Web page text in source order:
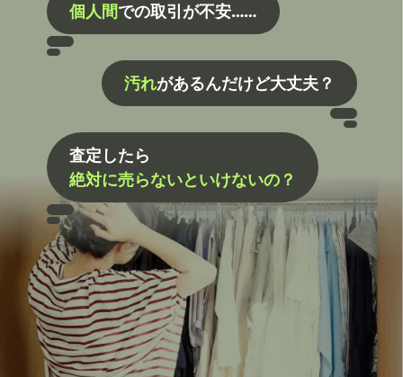
個人間での取引が不安……
汚れがあるんだけど大丈夫？
査定したら
絶対に売らないといけないの？